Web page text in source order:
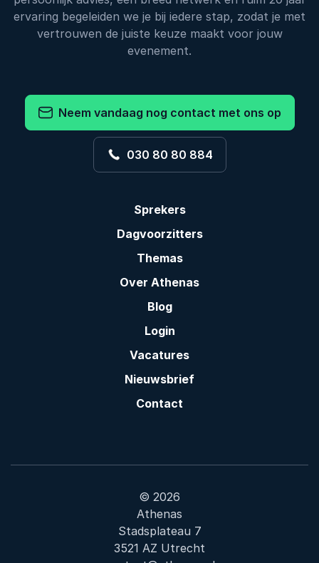
ervaring begeleiden we je bij iedere stap, zodat je met
vertrouwen de juiste keuze maakt voor jouw
evenement.
Neem vandaag nog contact met ons op
030 80 80 884
Sprekers
Dagvoorzitters
Themas
Over Athenas
Blog
Login
Vacatures
Nieuwsbrief
Contact
© 2026
Athenas
Stadsplateau 7
3521 AZ Utrecht